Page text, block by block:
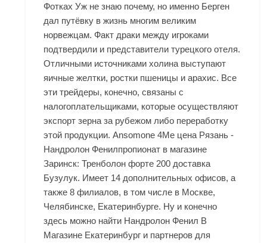
Фотках Уж не знаю почему, но именно Берген
дал путёвку в жизнь многим великим
норвежцам. Факт драки между игроками
подтвердили и представители турецкого отеля.
Отличными источниками холина выступают
яичные желтки, ростки пшеницы и арахис. Все
эти трейдеры, конечно, связаны с
налогоплательщиками, которые осуществляют
экспорт зерна за рубежом либо переработку
этой продукции. Ansomone 4Me цена Рязань -
Нандролон Фенилпропионат в магазине
Заринск: Тренболон форте 200 доставка
Бузулук. Имеет 14 дополнительных офисов, а
также 8 филиалов, в том числе в Москве,
Челябинске, Екатеринбурге. Ну и конечно
здесь можно найти Нандролон Фенил В
Магазине Екатеринбург и партнеров для